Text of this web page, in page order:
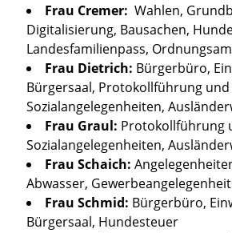
Frau Cremer: Wahlen,
Digitalisierung, Bausachen,
Landesfamilienpass,
Frau Dietrich: Bürgerbüro,
Bürgersaal, Protokollführung
Sozialangelegenheiten,
Frau Graul: Protokollführung
Sozialangelegenheiten,
Frau Schaich:
Abwasser,
Frau Schmid: Bürgerbüro,
Bürgersaal, Hundesteuer